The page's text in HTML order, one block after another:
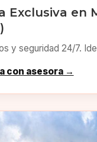
Exclusiva en
y seguridad 24/7.
con asesora →